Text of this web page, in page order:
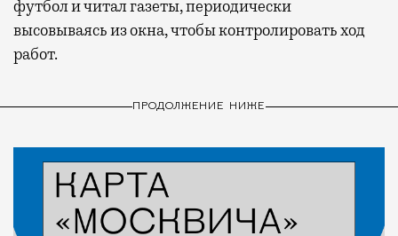
футбол и читал газеты, периодически
высовываясь из окна, чтобы контролировать ход
работ.
ПРОДОЛЖЕНИЕ НИЖЕ